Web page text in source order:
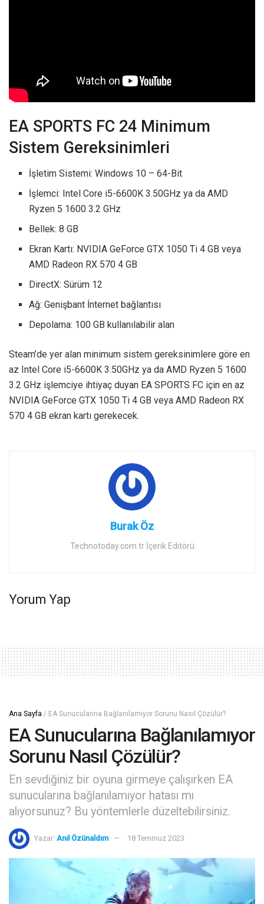
EA SPORTS FC 24 Minimum
Sistem Gereksinimleri
İşletim Sistemi: Windows 10 – 64-Bit
İşlemci: Intel Core i5-6600K 3.50GHz ya da AMD
Ryzen 5 1600 3.2 GHz
Bellek: 8 GB
Ekran Kartı: NVIDIA GeForce GTX 1050 Ti 4 GB veya
AMD Radeon RX 570 4 GB
DirectX: Sürüm 12
Ağ: Genişbant İnternet bağlantısı
Depolama: 100 GB kullanılabilir alan
Steam’de yer alan minimum sistem gereksinimlere göre en
az Intel Core i5-6600K 3.50GHz ya da AMD Ryzen 5 1600
3.2 GHz işlemciye ihtiyaç duyan EA SPORTS FC için en az
NVIDIA GeForce GTX 1050 Ti 4 GB veya AMD Radeon RX
570 4 GB ekran kartı gerekecek.
Burak Öz
Technotoday.com.tr İçerik Editörü
Yorum Yap
Ana Sayfa / EA Sunucularına Bağlanılamıyor Sorunu Nasıl Çözülür?
EA Sunucularına Bağlanılamıyor
Sorunu Nasıl Çözülür?
En sevdiğiniz bir oyuna girmeye çalışırken EA
sunucularına bağlanılamıyor hatası mı
alıyorsunuz? Bu yöntemlerle düzeltebilirsiniz.
Yazar: Anıl Özünaldım 18 Temmuz 2023